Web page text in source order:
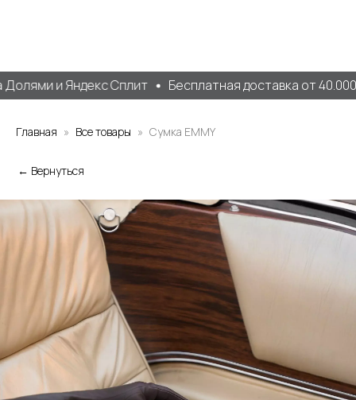
и Яндекс Сплит Бесплатная доставка от 40.000
Главная Все товары Сумка EMMY
← Вернуться